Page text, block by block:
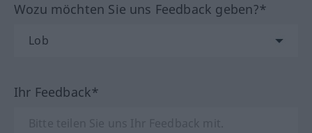
Wozu möchten Sie uns Feedback geben?*
Ihr Feedback*